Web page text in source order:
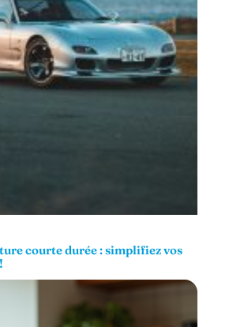
courte durée : simplifiez vos